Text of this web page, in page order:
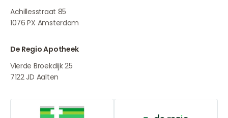
Achillesstraat 85
1076 PX Amsterdam
De Regio Apotheek
Vierde Broekdijk 25
7122 JD Aalten